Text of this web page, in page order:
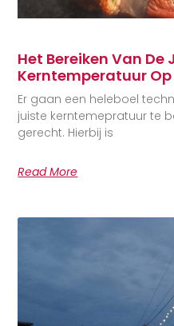
Het Bereiken Van De
Kerntemperatuur Op
Er gaan een heleboel
juiste kerntemepratuur te
gerecht. Hierbij is
Read More